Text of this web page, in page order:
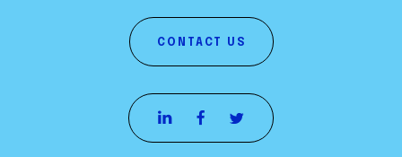
CONTACT US